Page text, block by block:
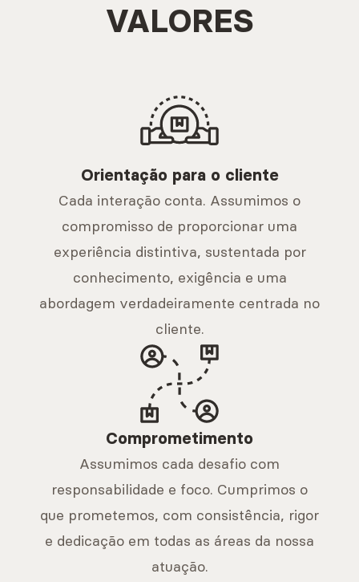
VALORES
Orientação para o cliente
Cada interação conta. Assumimos o
compromisso de proporcionar uma
experiência distintiva, sustentada por
conhecimento, exigência e uma
abordagem verdadeiramente centrada no
cliente.
Comprometimento
Assumimos cada desafio com
responsabilidade e foco. Cumprimos o
que prometemos, com consistência, rigor
e dedicação em todas as áreas da nossa
atuação.